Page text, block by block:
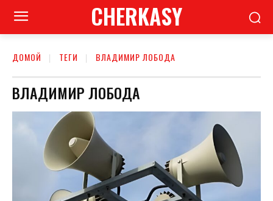
CHERKASY
ДОМОЙ ТЕГИ ВЛАДИМИР ЛОБОДА
ВЛАДИМИР ЛОБОДА